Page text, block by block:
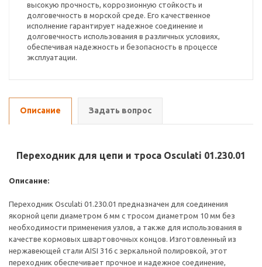
высокую прочность, коррозионную стойкость и
долговечность в морской среде. Его качественное
исполнение гарантирует надежное соединение и
долговечность использования в различных условиях,
обеспечивая надежность и безопасность в процессе
эксплуатации.
Описание Задать вопрос
Переходник для цепи и троса Osculati 01.230.01
Описание:
Переходник Osculati 01.230.01 предназначен для соединения
якорной цепи диаметром 6 мм с тросом диаметром 10 мм без
необходимости применения узлов, а также для использования в
качестве кормовых швартовочных концов. Изготовленный из
нержавеющей стали AISI 316 с зеркальной полировкой, этот
переходник обеспечивает прочное и надежное соединение,